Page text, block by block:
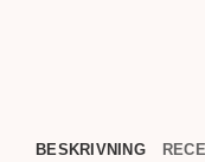
BESKRIVNING